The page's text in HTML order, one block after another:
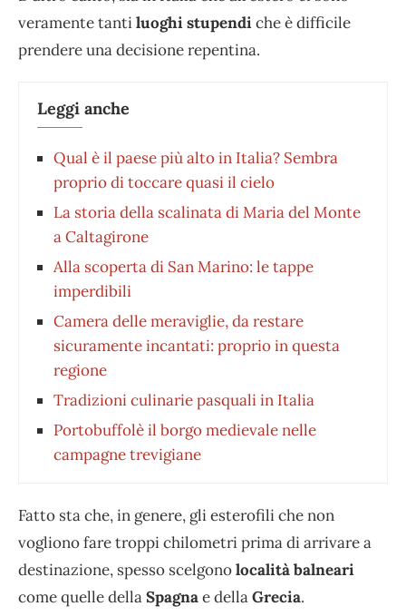
veramente tantiluoghi stupendiche è difficile
prendere una decisione repentina.
Leggi anche
Qual è il paese più alto in Italia? Sembra
proprio di toccare quasi il cielo
La storia della scalinata di Maria del Monte
a Caltagirone
Alla scoperta di San Marino: le tappe
imperdibili
Camera delle meraviglie, da restare
sicuramente incantati: proprio in questa
regione
Tradizioni culinarie pasquali in Italia
Portobuffolè il borgo medievale nelle
campagne trevigiane
Fatto sta che, in genere, gli esterofili che non
vogliono fare troppi chilometri prima di arrivare a
destinazione, spesso scelgonolocalità balneari
come quelle dellaSpagnae dellaGrecia.